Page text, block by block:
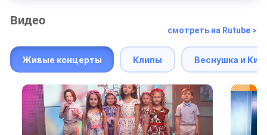
Видео
смотреть на Rutube >
Живые концерты Клипы Веснушка и